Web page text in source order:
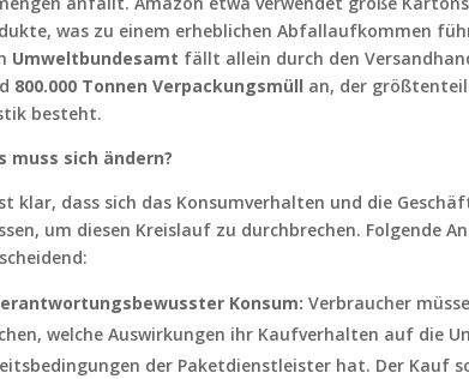
was zu einem erheblichen Abfallaufkommen
Umweltbundesamt fällt allein durch den
800.000 Tonnen Verpackungsmüll an, der
besteht.
muss sich ändern?
klar, dass sich das Konsumverhalten und die
um diesen Kreislauf zu durchbrechen. Folgende
Konsum: Verbraucher
welche Auswirkungen ihr Kaufverhalten auf die
der Paketdienstleister hat. Der Kauf